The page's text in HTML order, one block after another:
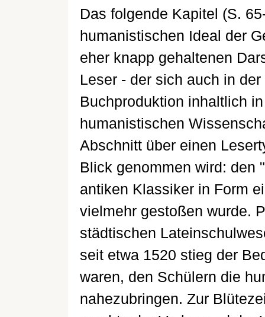
Das folgende Kapitel (S.
humanistischen Ideal der
eher knapp gehaltenen
Leser - der sich auch in
Buchproduktion inhaltlich
humanistischen
Abschnitt über einen
Blick genommen wird: den
antiken Klassiker in Form
vielmehr gestoßen wurde.
städtischen
seit etwa 1520 stieg der
waren, den Schülern die
nahezubringen. Zur